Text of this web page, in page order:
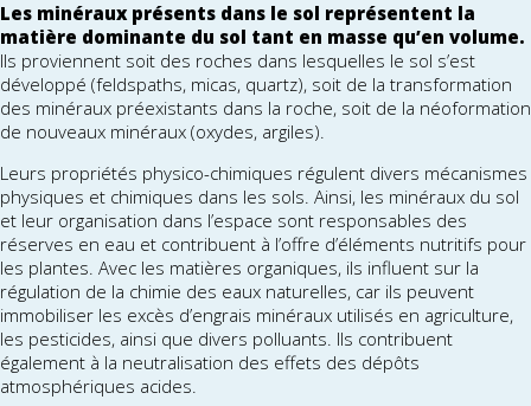
Les minéraux présents dans le sol représentent la
matière dominante du sol tant en masse qu’en volume.
Ils proviennent soit des roches dans lesquelles le sol s’est
développé (feldspaths, micas, quartz), soit de la transformation
des minéraux préexistants dans la roche, soit de la néoformation
de nouveaux minéraux (oxydes, argiles).
Leurs propriétés physico-chimiques régulent divers mécanismes
physiques et chimiques dans les sols. Ainsi, les minéraux du sol
et leur organisation dans l’espace sont responsables des
réserves en eau et contribuent à l’offre d’éléments nutritifs pour
les plantes. Avec les matières organiques, ils influent sur la
régulation de la chimie des eaux naturelles, car ils peuvent
immobiliser les excès d’engrais minéraux utilisés en agriculture,
les pesticides, ainsi que divers polluants. Ils contribuent
également à la neutralisation des effets des dépôts
atmosphériques acides.